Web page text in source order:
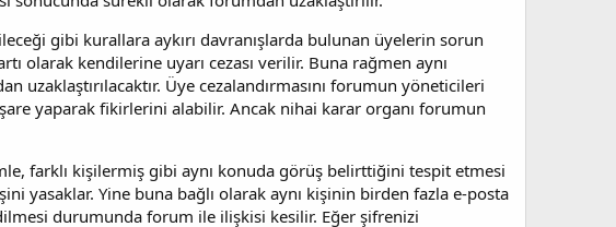
gibi kurallara aykırı davranışlarda bulunan üyelerin sorun
olarak kendilerine uyarı cezası verilir. Buna rağmen aynı
uzaklaştırılacaktır. Üye cezalandırmasını forumun yöneticileri
yaparak fikirlerini alabilir. Ancak nihai karar organı forumun
farklı kişilermiş gibi aynı konuda görüş belirttiğini tespit etmesi
yasaklar. Yine buna bağlı olarak aynı kişinin birden fazla e-posta
durumunda forum ile ilişkisi kesilir. Eğer şifrenizi